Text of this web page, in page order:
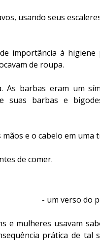
usando seus
importância à higiene
de roupa.
As barbas eram um
suas barbas e
e o cabelo em uma
de comer.
- um verso do
e mulheres usavam
prática de tal